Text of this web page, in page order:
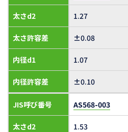
太さd2
太さ許容差
内径d1
内径許容差
1.27
±0.08
1.07
±0.10
JIS呼び番号
太さd2
AS568-003
1.53